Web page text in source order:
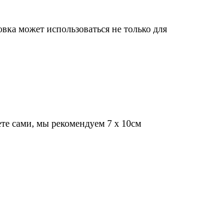
может использоваться не только для
сами, мы рекомендуем 7 х 10см